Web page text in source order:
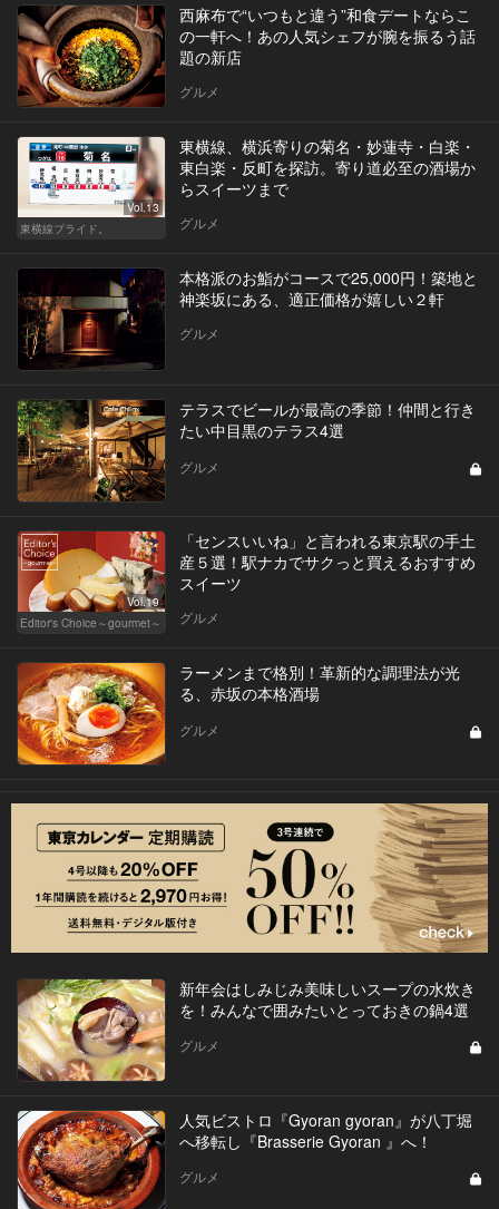
西麻布で“いつもと違う”和食デートならこ
の一軒へ！あの人気シェフが腕を振るう話
題の新店
グルメ
Vol.13
東横線プライド。
東横線、横浜寄りの菊名・妙蓮寺・白楽・
東白楽・反町を探訪。寄り道必至の酒場か
らスイーツまで
グルメ
本格派のお鮨がコースで25,000円！築地と
神楽坂にある、適正価格が嬉しい２軒
グルメ
テラスでビールが最高の季節！仲間と行き
たい中目黒のテラス4選
グルメ
Vol.19
Editor's Choice～gourmet～
「センスいいね」と言われる東京駅の手土
産５選！駅ナカでサクっと買えるおすすめ
スイーツ
グルメ
ラーメンまで格別！革新的な調理法が光
る、赤坂の本格酒場
グルメ
新年会はしみじみ美味しいスープの水炊き
を！みんなで囲みたいとっておきの鍋4選
グルメ
人気ビストロ『Gyoran gyoran』が八丁堀
へ移転し『Brasserie Gyoran 』へ！
グルメ